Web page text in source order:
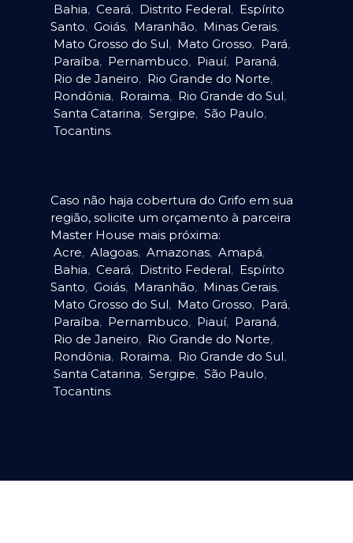
Bahia, Ceará, Distrito Federal, Espírito
Santo, Goiás, Maranhão, Minas Gerais,
Mato Grosso do Sul, Mato Grosso, Pará,
Paraíba, Pernambuco, Piauí, Paraná,
Rio de Janeiro, Rio Grande do Norte,
Rondônia, Roraima, Rio Grande do Sul,
Santa Catarina, Sergipe, São Paulo,
Tocantins.
Caso não haja cobertura do Grifo em sua
região, solicite um orçamento à parceira
Master House mais próxima:
Acre, Alagoas, Amazonas, Amapá,
Bahia, Ceará, Distrito Federal, Espírito
Santo, Goiás, Maranhão, Minas Gerais,
Mato Grosso do Sul, Mato Grosso, Pará,
Paraíba, Pernambuco, Piauí, Paraná,
Rio de Janeiro, Rio Grande do Norte,
Rondônia, Roraima, Rio Grande do Sul,
Santa Catarina, Sergipe, São Paulo,
Tocantins.